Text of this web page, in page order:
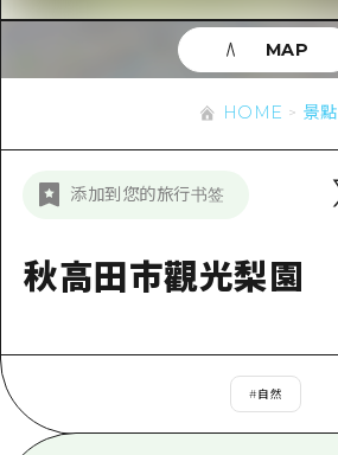
美食·酒水
騎自行車
夜晚生活
世界遺產
標準
廣島市內
美北
宮島周邊
短途旅行
廣島市內
安芸
答對了
美北
藝北
東山口
即時訊息
有用的信息
輔助流量摘要
超值遊覽門票
行李寄存及運送服務
新聞
HOME 景點
添加到您的旅行书签
秋高田市觀光梨園
#自然
MAP